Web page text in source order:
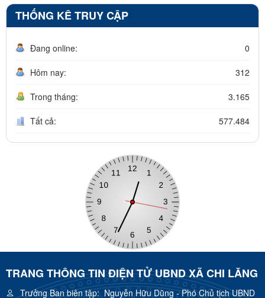
THỐNG KÊ TRUY CẬP
Đang online: 0
Hôm nay: 312
Trong tháng: 3.165
Tất cả: 577.484
TRANG THÔNG TIN ĐIỆN TỬ UBND XÃ CHI LĂNG
Trưởng Ban biên tập:Nguyễn Hữu Dũng - Phó Chủ tịch UBND